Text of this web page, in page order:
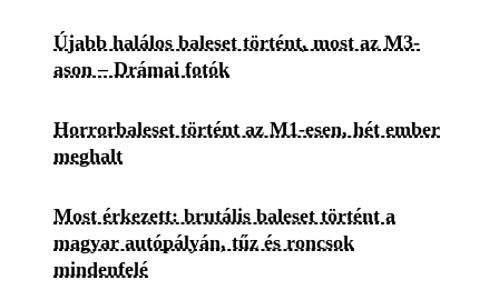
Újabb halálos baleset történt, most az M3-
ason – Drámai fotók
Horrorbaleset történt az M1-esen, hét ember
meghalt
Most érkezett: brutális baleset történt a
magyar autópályán, tűz és roncsok
mindenfelé